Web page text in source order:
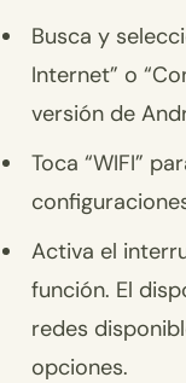
Busca y
Internet” o
versión de
Toca “WIFI”
Activa el
función. El
redes
opciones.